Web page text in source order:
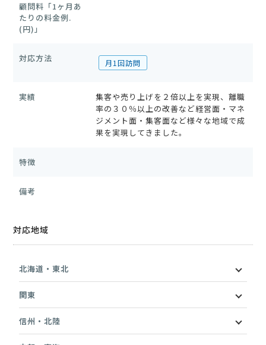
顧問料「1ヶ月あ
たりの料金例.
(円)」
対応方法 月1回訪問
実績
集客や売り上げを２倍以上を実現、離職
率の３０％以上の改善など経営面・マネ
ジメント面・集客面など様々な地域で成
果を実現してきました。
特徴
備考
対応地域
北海道・東北
関東
信州・北陸